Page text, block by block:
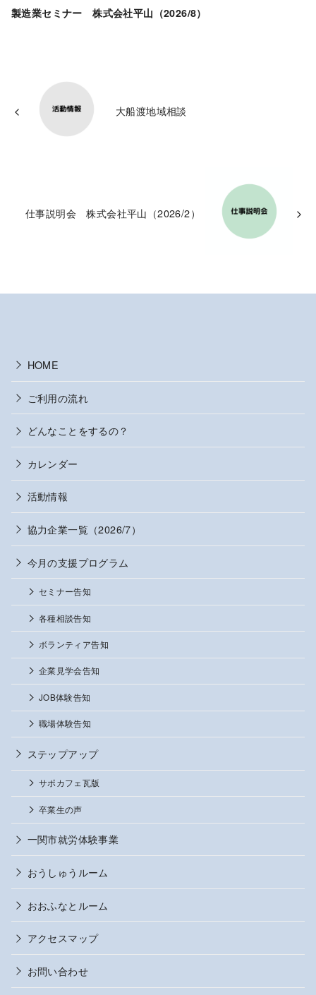
製造業セミナー 株式会社平山（2026/8）
大船渡地域相談
仕事説明会 株式会社平山（2026/2）
HOME
ご利用の流れ
どんなことをするの？
カレンダー
活動情報
協力企業一覧（2026/7）
今月の支援プログラム
セミナー告知
各種相談告知
ボランティア告知
企業見学会告知
JOB体験告知
職場体験告知
ステップアップ
サポカフェ瓦版
卒業生の声
一関市就労体験事業
おうしゅうルーム
おおふなとルーム
アクセスマップ
お問い合わせ